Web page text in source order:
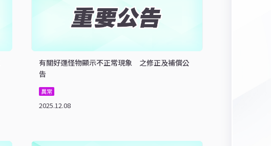
有關好運怪物顯示不正常現象 之修正及補償公
告
異常
2025.12.08